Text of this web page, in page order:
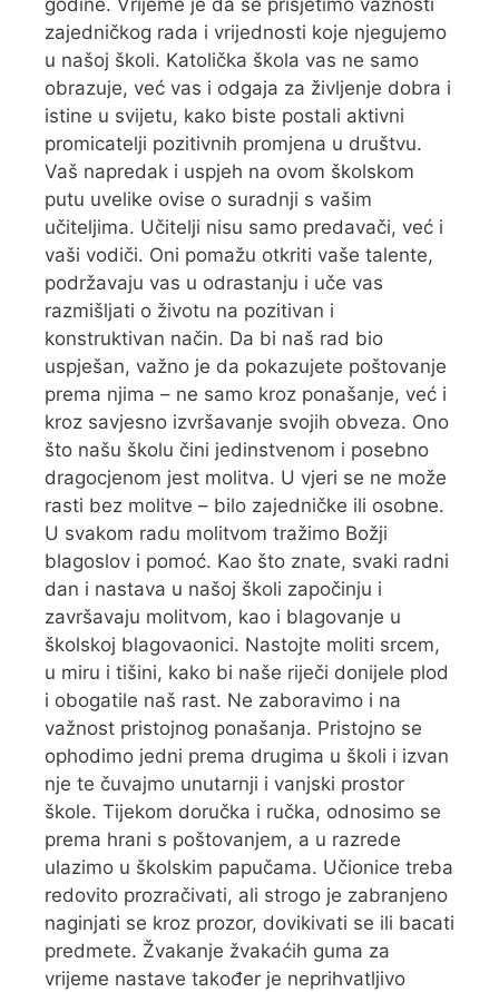
godine. Vrijeme je da se prisjetimo važnosti
zajedničkog rada i vrijednosti koje njegujemo
u našoj školi. Katolička škola vas ne samo
obrazuje, već vas i odgaja za življenje dobra i
istine u svijetu, kako biste postali aktivni
promicatelji pozitivnih promjena u društvu.
Vaš napredak i uspjeh na ovom školskom
putu uvelike ovise o suradnji s vašim
učiteljima. Učitelji nisu samo predavači, već i
vaši vodiči. Oni pomažu otkriti vaše talente,
podržavaju vas u odrastanju i uče vas
razmišljati o životu na pozitivan i
konstruktivan način. Da bi naš rad bio
uspješan, važno je da pokazujete poštovanje
prema njima – ne samo kroz ponašanje, već i
kroz savjesno izvršavanje svojih obveza. Ono
što našu školu čini jedinstvenom i posebno
dragocjenom jest molitva. U vjeri se ne može
rasti bez molitve – bilo zajedničke ili osobne.
U svakom radu molitvom tražimo Božji
blagoslov i pomoć. Kao što znate, svaki radni
dan i nastava u našoj školi započinju i
završavaju molitvom, kao i blagovanje u
školskoj blagovaonici. Nastojte moliti srcem,
u miru i tišini, kako bi naše riječi donijele plod
i obogatile naš rast. Ne zaboravimo i na
važnost pristojnog ponašanja. Pristojno se
ophodimo jedni prema drugima u školi i izvan
nje te čuvajmo unutarnji i vanjski prostor
škole. Tijekom doručka i ručka, odnosimo se
prema hrani s poštovanjem, a u razrede
ulazimo u školskim papučama. Učionice treba
redovito prozračivati, ali strogo je zabranjeno
naginjati se kroz prozor, dovikivati se ili bacati
predmete. Žvakanje žvakaćih guma za
vrijeme nastave također je neprihvatljivo